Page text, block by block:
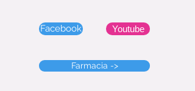
Facebook Youtube
Farmacia ->